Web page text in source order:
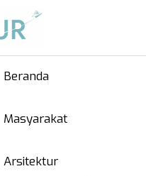
Beranda
Masyarakat
Arsitektur